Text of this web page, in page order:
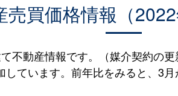
買価格情報（
不動産情報です。（媒介契約の
ています。前年比をみると、3月